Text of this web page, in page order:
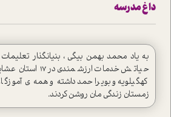
داغ مدرسه
به یاد محمد بهمن بیگی ، بنیانگذار تعلیمات
حیاتش خدمات
کهگیلویه و بویراحمد داشته و همه ی
زمستان زندگی مان روشن کردند.